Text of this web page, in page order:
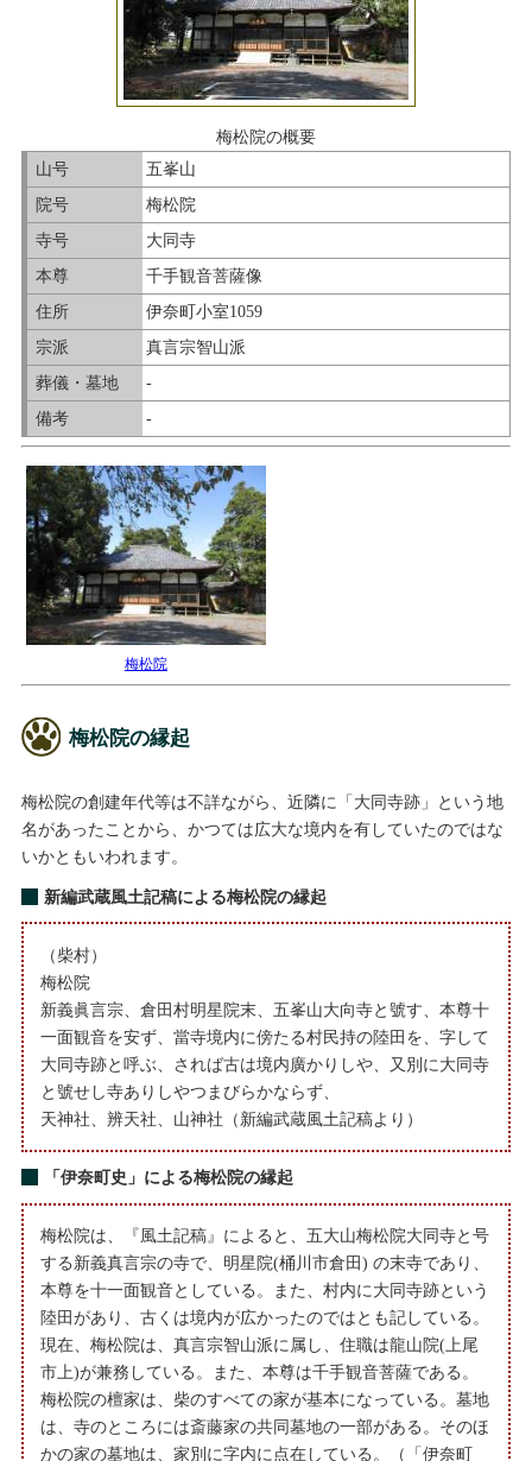
梅松院の概要
山号
五峯山
院号
梅松院
寺号
大同寺
本尊
千手観音菩薩像
住所
伊奈町小室1059
宗派
真言宗智山派
葬儀・墓地
-
備考
-
梅松院
梅松院の縁起
梅松院の創建年代等は不詳ながら、近隣に「大同寺跡」という地
名があったことから、かつては広大な境内を有していたのではな
いかともいわれます。
新編武蔵風土記稿による梅松院の縁起
（柴村）
梅松院
新義眞言宗、倉田村明星院末、五峯山大向寺と號す、本尊十
一面観音を安ず、當寺境内に傍たる村民持の陸田を、字して
大同寺跡と呼ぶ、されば古は境内廣かりしや、又別に大同寺
と號せし寺ありしやつまびらかならず、
天神社、辨天社、山神社（新編武蔵風土記稿より）
「伊奈町史」による梅松院の縁起
梅松院は、『風土記稿』によると、五大山梅松院大同寺と号
する新義真言宗の寺で、明星院(桶川市倉田) の末寺であり、
本尊を十一面観音としている。また、村内に大同寺跡という
陸田があり、古くは境内が広かったのではとも記している。
現在、梅松院は、真言宗智山派に属し、住職は龍山院(上尾
市上)が兼務している。また、本尊は千手観音菩薩である。
梅松院の檀家は、柴のすべての家が基本になっている。墓地
は、寺のところには斎藤家の共同墓地の一部がある。そのほ
かの家の墓地は、家別に字内に点在している。（「伊奈町